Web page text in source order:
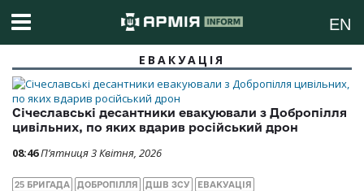
EN
ЕВАКУАЦІЯ
Січеславські десантники евакуювали з Добропілля
цивільних, по яких вдарив російський дрон
08:46П’ятниця 3 Квітня, 2026
25 БРИГАДА ДОБРОПІЛЛЯ ДШВ ЗСУ ЕВАКУАЦІЯ